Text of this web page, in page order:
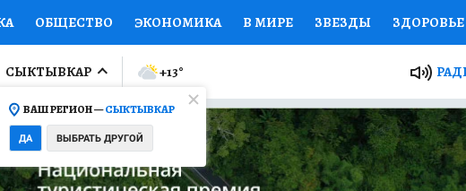
ОБЩЕСТВО ЭКОНОМИКА В МИРЕ ЗВЕЗДЫ ЗДОРОВЬЕ
ПРОИСШЕСТВИЯ НАЦИОНАЛЬНЫЕ ПРОЕКТЫ РОССИИ
ОТКРЫВАЕМ МИР Я ЗНАЮ СЕМЬЯ ЖЕНСКИЕ СЕКРЕТЫ
СЕРИАЛЫ СПЕЦПРОЕКТЫ ДЕФИЦИТ ЖЕЛЕЗА
СЫКТЫВКАР
ВАШ РЕГИОН —СЫКТЫВКАР
ДА ВЫБРАТЬ ДРУГОЙ
+13°